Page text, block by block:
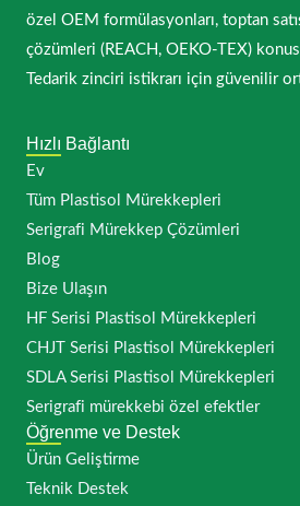
özel OEM formülasyonları, toptan
çözümleri (REACH, OEKO-TEX)
Tedarik zinciri istikrarı için güvenilir
Hızlı Bağlantı
Ev
Tüm Plastisol Mürekkepleri
Serigrafi Mürekkep Çözümleri
Blog
Bize Ulaşın
HF Serisi Plastisol Mürekkepleri
CHJT Serisi Plastisol Mürekkepleri
SDLA Serisi Plastisol Mürekkepleri
Serigrafi mürekkebi özel efektler
Öğrenme ve Destek
Ürün Geliştirme
Teknik Destek